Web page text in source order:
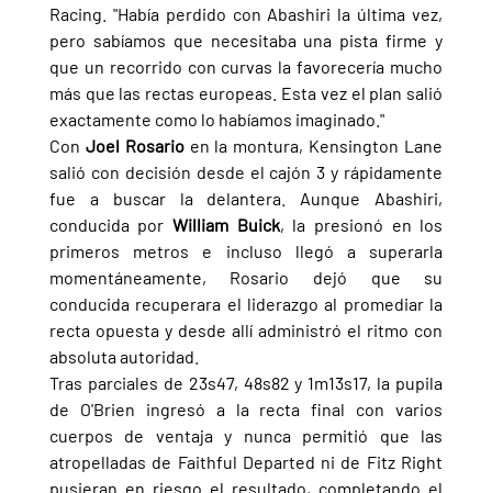
Racing. "Había perdido con Abashiri la última vez,
pero sabíamos que necesitaba una pista firme y
que un recorrido con curvas la favorecería mucho
más que las rectas europeas. Esta vez el plan salió
exactamente como lo habíamos imaginado."
Con Joel Rosario en la montura, Kensington Lane
salió con decisión desde el cajón 3 y rápidamente
fue a buscar la delantera. Aunque Abashiri,
conducida por William Buick, la presionó en los
primeros metros e incluso llegó a superarla
momentáneamente, Rosario dejó que su
conducida recuperara el liderazgo al promediar la
recta opuesta y desde allí administró el ritmo con
absoluta autoridad.
Tras parciales de 23s47, 48s82 y 1m13s17, la pupila
de O'Brien ingresó a la recta final con varios
cuerpos de ventaja y nunca permitió que las
atropelladas de Faithful Departed ni de Fitz Right
pusieran en riesgo el resultado, completando el